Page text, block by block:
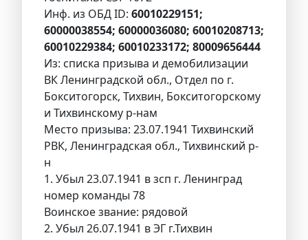
Инф. из ОБД ID: 60010229151;
60000038554; 60000036080; 60010208713;
60010229384; 60010233172; 80009656444
Из: списка призыва и демобилизации
ВК Ленинградской обл., Отдел по г.
Бокситогорск, Тихвин, Бокситогорскому
и Тихвинскому р-нам
Место призыва: 23.07.1941 Тихвинский
РВК, Ленинградская обл., Тихвинский р-
н
1. Убыл 23.07.1941 в зсп г. Ленинград
номер команды 78
Воинское звание: рядовой
2. Убыл 26.07.1941 в ЭГ г.Тихвин